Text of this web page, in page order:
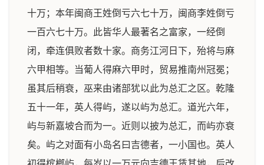
十万；本年闽商王姓倒亏六七十万，闽商李姓倒亏
一百六七十万。此皆华人最著名之富家，一经倒
闭，牵连俱败者数十家。商务江河日下，殆将与麻
六甲相等。当葡人得麻六甲时，贸易推南州冠冕；
虽其后稍衰，巫来由诸部犹以此为总汇之区。乾隆
五十一年，英人得屿，遂以屿为总汇。道光六年，
屿与新嘉坡合而为一。近则以披为总汇，而屿亦衰
矣。屿之对面有小岛名曰吉德者，一小国也。英人